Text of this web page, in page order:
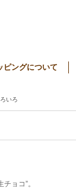
ピングについて
いろ
ョコ”。